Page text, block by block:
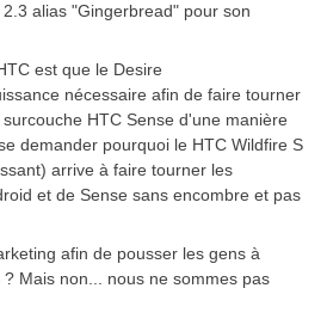
alias "Gingerbread" pour son
est que le Desire
nécessaire afin de faire tourner
HTC Sense d'une manière
demander pourquoi le HTC Wildfire S
arrive à faire tourner les
et de Sense sans encombre et pas
afin de pousser les gens à
Mais non... nous ne sommes pas